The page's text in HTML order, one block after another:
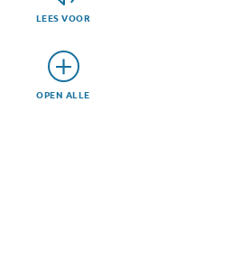
LEES VOOR
OPEN ALLE